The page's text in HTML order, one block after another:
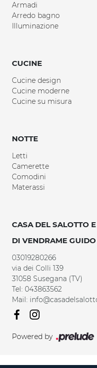
Armadi
Arredo bagno
Illuminazione
CUCINE
Cucine design
Cucine moderne
Cucine su misura
NOTTE
Letti
Camerette
Comodini
Materassi
CASA DEL SALOTTO
DI VENDRAME
03019280266
via dei Colli 139
31058 Susegana (TV)
Tel: 043863562
Mail:
Powered by